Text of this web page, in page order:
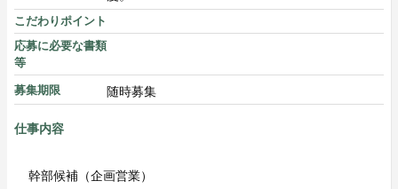
こだわりポイント
応募に必要な書類
等
募集期限
随時募集
仕事内容
幹部候補（企画営業）